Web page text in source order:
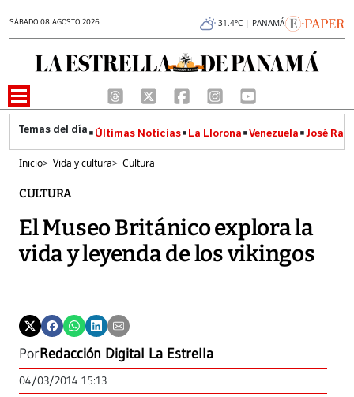
SÁBADO 08 AGOSTO 2026 31.4°C | PANAMÁ
Últimas Noticias La Llorona Venezuela José
Inicio> Vida y cultura> Cultura
CULTURA
El Museo Británico explora la
vida y leyenda de los vikingos
PorRedacción Digital La Estrella
04/03/2014 15:13